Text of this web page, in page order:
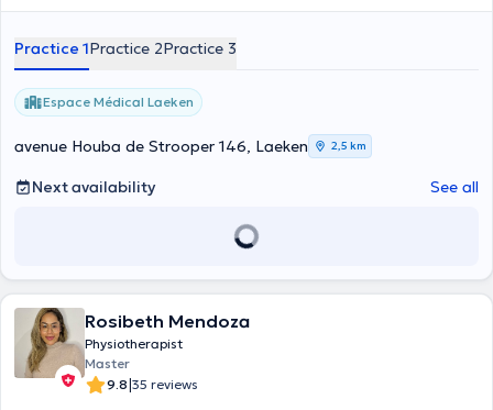
Practice 1Practice 2Practice 3
Espace Médical Laeken
avenue Houba de Strooper 146, Laeken 2,5 km
Next availability See all
Rosibeth Mendoza
Physiotherapist
Master
9.8|35 reviews